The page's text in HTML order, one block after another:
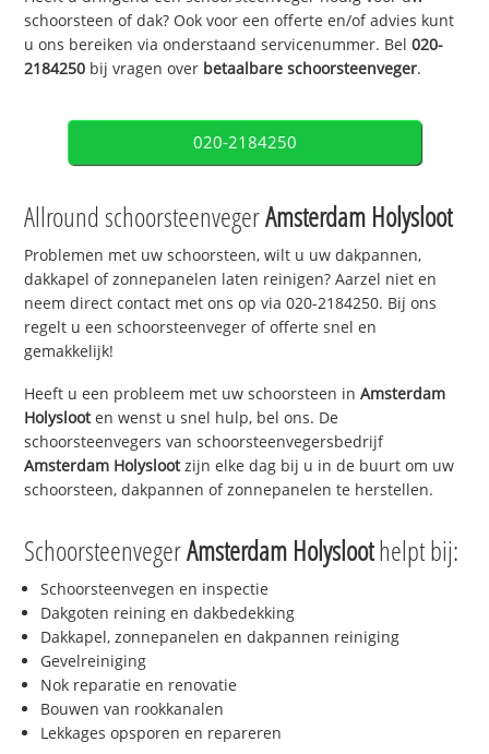
schoorsteen of dak? Ook voor een offerte en/of advies kunt
u ons bereiken via onderstaand servicenummer. Bel020-
2184250 bij vragen over betaalbare schoorsteenveger.
020-2184250
Allround schoorsteenvegerAmsterdam Holysloot
Problemen met uw schoorsteen, wilt u uw dakpannen,
dakkapel of zonnepanelen laten reinigen? Aarzel niet en
neem direct contact met ons op via 020-2184250. Bij ons
regelt u een schoorsteenveger of offerte snel en
gemakkelijk!
Heeft u een probleem met uw schoorsteen inAmsterdam
Holyslooten wenst u snel hulp, bel ons. De
schoorsteenvegers van schoorsteenvegersbedrijf
Amsterdam Holyslootzijn elke dag bij u in de buurt om uw
schoorsteen, dakpannen of zonnepanelen te herstellen.
SchoorsteenvegerAmsterdam Holysloothelpt bij:
Schoorsteenvegen en inspectie
Dakgoten reining en dakbedekking
Dakkapel, zonnepanelen en dakpannen reiniging
Gevelreiniging
Nok reparatie en renovatie
Bouwen van rookkanalen
Lekkages opsporen en repareren